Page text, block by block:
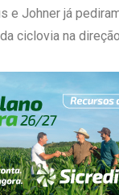
e Johner já
ciclovia na